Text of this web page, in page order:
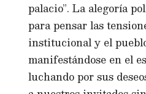
palacio”. La alegoría
para pensar las
institucional y el
manifestándose en el
luchando por sus